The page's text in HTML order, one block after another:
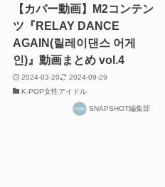
【カバー動画】M2コンテン
ツ『RELAY DANCE
AGAIN(릴레이댄스 어게
인)』動画まとめ vol.4
2024-03-20
2024-09-29
K-POP女性アイドル
SNAPSHOT編集部